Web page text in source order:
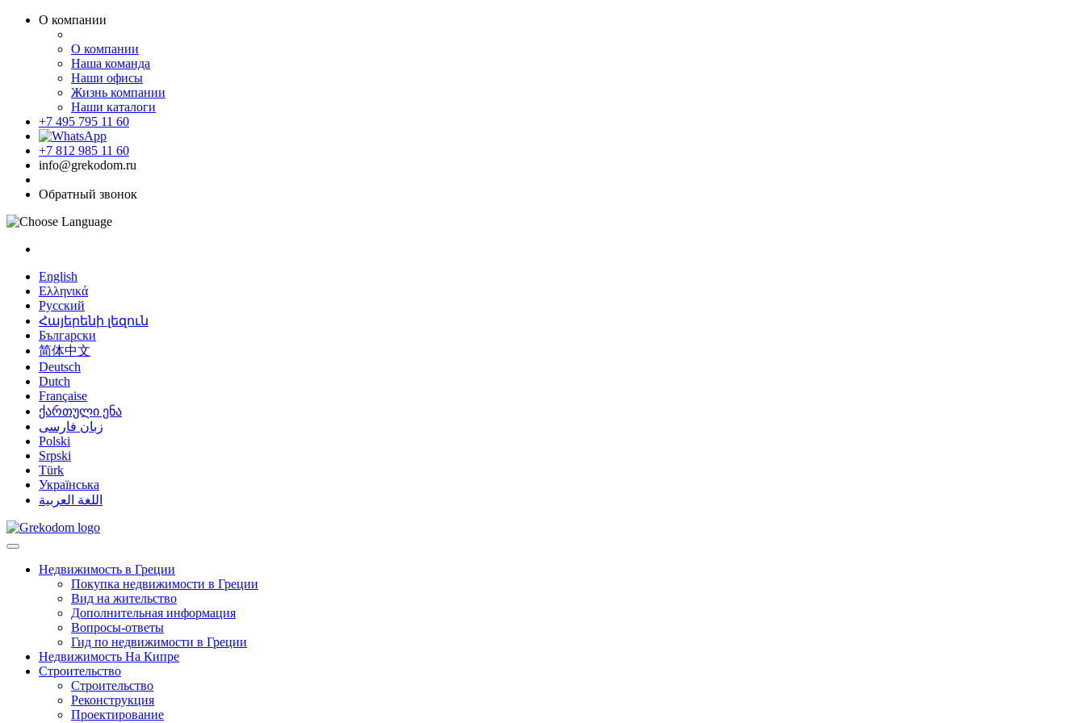
О компании
О компании
Наша команда
Наши офисы
Жизнь компании
Наши каталоги
+7 495 795 11 60
+7 812 985 11 60
info@grekodom.ru
Обратный звонок
English
Ελληνικά
Русский
Հայերենի լեզուն
Български
简体中文
Deutsch
Dutch
Française
ქართული ენა
زبان فارسی
Polski
Srpski
Türk
Українська
اللغة العربية
Недвижимость в Греции
Покупка недвижимости в Греции
Вид на жительство
Дополнительная информация
Вопросы-ответы
Гид по недвижимости в Греции
Недвижимость На Кипре
Строительство
Строительство
Реконструкция
Проектирование